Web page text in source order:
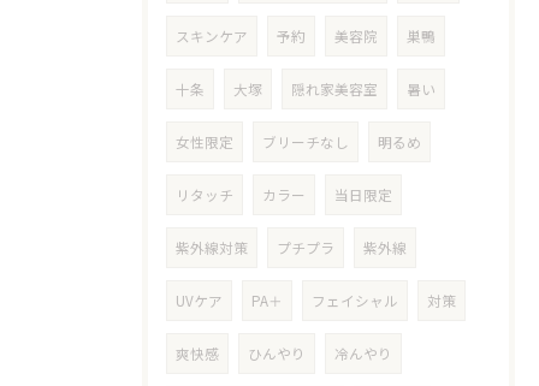
スキンケア 予約 美容院 巣鴨
十条 大塚 隠れ家美容室 暑い
女性限定 ブリーチなし 明るめ
リタッチ カラー 当日限定
紫外線対策 プチプラ 紫外線
UVケア PA＋ フェイシャル 対策
爽快感 ひんやり 冷んやり